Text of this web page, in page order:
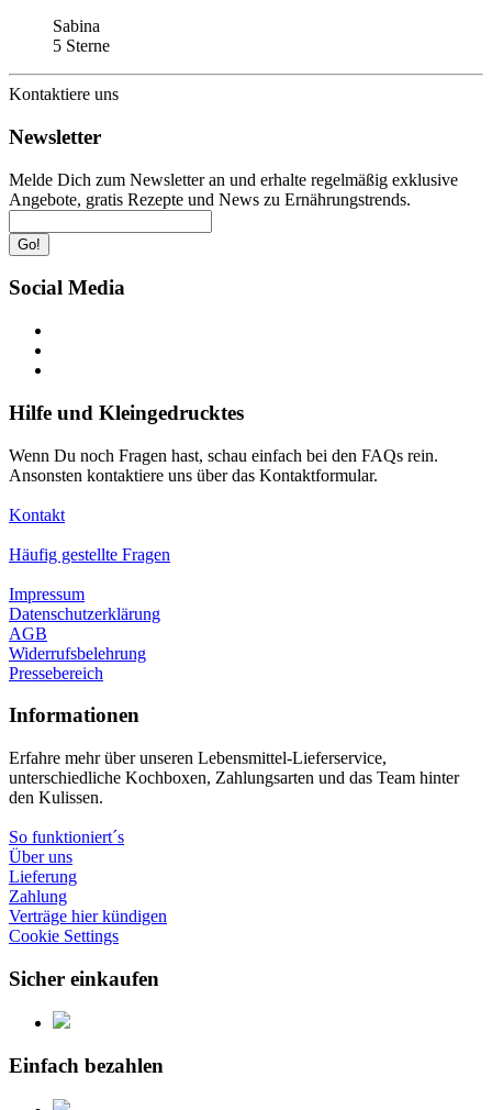
Sabina
5 Sterne
Kontaktiere uns
Newsletter
Melde Dich zum Newsletter an und erhalte regelmäßig exklusive
Angebote, gratis Rezepte und News zu Ernährungstrends.
Go!
Social Media
Hilfe und Kleingedrucktes
Wenn Du noch Fragen hast, schau einfach bei den FAQs rein.
Ansonsten kontaktiere uns über das Kontaktformular.
Kontakt
Häufig gestellte Fragen
Impressum
Datenschutzerklärung
AGB
Widerrufsbelehrung
Pressebereich
Informationen
Erfahre mehr über unseren Lebensmittel-Lieferservice,
unterschiedliche Kochboxen, Zahlungsarten und das Team hinter
den Kulissen.
So funktioniert´s
Über uns
Lieferung
Zahlung
Verträge hier kündigen
Cookie Settings
Sicher einkaufen
Einfach bezahlen